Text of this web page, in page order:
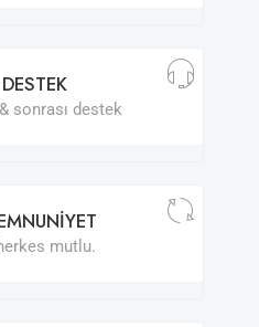
sonrası destek
mutlu.